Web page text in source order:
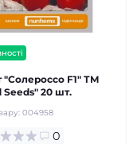
"Солероссо F1" ТМ
Seeds" 20 шт.
004958
0